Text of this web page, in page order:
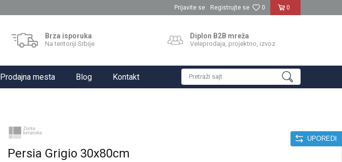
0
0
Prijavite se Registrujte se
Brza isporuka
Na teritoriji Srbije
Diplon B2B mreža
Veleprodaja, projektno, izvoz
Prodajna mesta Blog Kontakt Pretraži sajt
UPOREDI
Persia Grigio 30x80cm